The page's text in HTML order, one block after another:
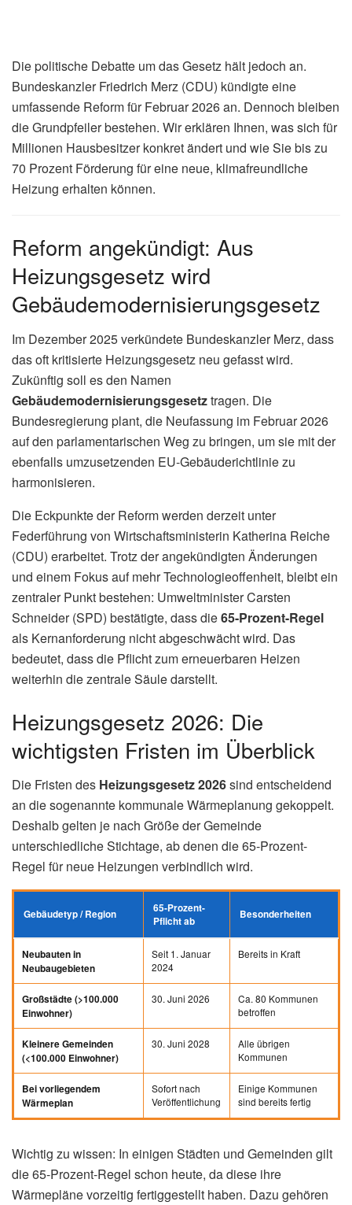
Die politische Debatte um das Gesetz hält jedoch an.
Bundeskanzler Friedrich Merz (CDU) kündigte eine
umfassende Reform für Februar 2026 an. Dennoch bleiben
die Grundpfeiler bestehen. Wir erklären Ihnen, was sich für
Millionen Hausbesitzer konkret ändert und wie Sie bis zu
70 Prozent Förderung für eine neue, klimafreundliche
Heizung erhalten können.
Reform angekündigt: Aus
Heizungsgesetz wird
Gebäudemodernisierungsgesetz
Im Dezember 2025 verkündete Bundeskanzler Merz, dass
das oft kritisierte Heizungsgesetz neu gefasst wird.
Zukünftig soll es den Namen
Gebäudemodernisierungsgesetztragen. Die
Bundesregierung plant, die Neufassung im Februar 2026
auf den parlamentarischen Weg zu bringen, um sie mit der
ebenfalls umzusetzenden EU-Gebäuderichtlinie zu
harmonisieren.
Die Eckpunkte der Reform werden derzeit unter
Federführung von Wirtschaftsministerin Katherina Reiche
(CDU) erarbeitet. Trotz der angekündigten Änderungen
und einem Fokus auf mehr Technologieoffenheit, bleibt ein
zentraler Punkt bestehen: Umweltminister Carsten
Schneider (SPD) bestätigte, dass die65-Prozent-Regel
als Kernanforderung nicht abgeschwächt wird. Das
bedeutet, dass die Pflicht zum erneuerbaren Heizen
weiterhin die zentrale Säule darstellt.
Heizungsgesetz 2026: Die
wichtigsten Fristen im Überblick
Die Fristen des Heizungsgesetz 2026sind entscheidend
an die sogenannte kommunale Wärmeplanung gekoppelt.
Deshalb gelten je nach Größe der Gemeinde
unterschiedliche Stichtage, ab denen die 65-Prozent-
Regel für neue Heizungen verbindlich wird.
Gebäudetyp / Region
65-Prozent-
Pflicht ab
Besonderheiten
Neubauten in
Neubaugebieten
Seit 1. Januar
2024
Bereits in Kraft
Großstädte (>100.000
Einwohner)
30. Juni 2026
Ca. 80 Kommunen
betroffen
Kleinere Gemeinden
(<100.000 Einwohner)
30. Juni 2028
Alle übrigen
Kommunen
Bei vorliegendem
Wärmeplan
Sofort nach
Veröffentlichung
Einige Kommunen
sind bereits fertig
Wichtig zu wissen: In einigen Städten und Gemeinden gilt
die 65-Prozent-Regel schon heute, da diese ihre
Wärmepläne vorzeitig fertiggestellt haben. Dazu gehören